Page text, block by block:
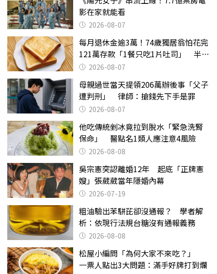
影在家就能看
2026-08-07
每月退休金逾3萬！74歲獨居翁怕花完
121萬存款「1餐只吃1片吐司」 半年
後暴瘦嚇壞女兒
2026-08-07
母親過世當天提領206萬辦後事「父子
遭判刑」 律師：搶錢先下手是罪
2026-08-07
他吃傳統剉冰竟拉到脫水「緊急洗腎
保命」 醫點名1類人應注意4風險
2026-08-08
吳宗憲突認離婚12年 起底「正牌憲
嫂」張葳葳當年隱婚內幕
2026-07-19
粗油驗出苯駢芘卻沒通報？ 學者解
析：依現行法規台糖沒有通報義務
2026-08-08
松屋小編問「為何大家不來吃？」
一票人點出3大問題：滿手好牌打到爛